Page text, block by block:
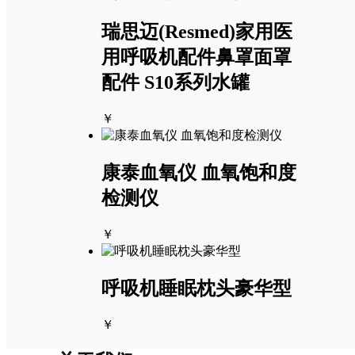
瑞思迈(Resmed)家用医
用呼吸机配件鼻罩面罩
配件 S10系列水罐
￥
康泰血氧仪 血氧饱和度
检测仪
￥
呼吸机睡眠枕头豪华型
￥